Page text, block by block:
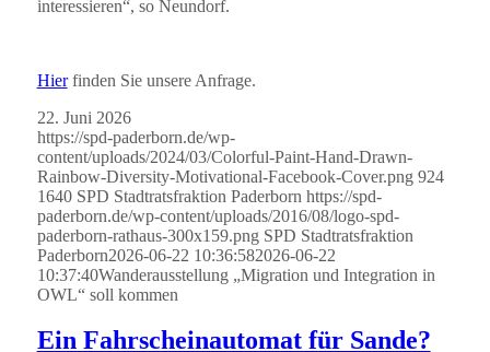
interessieren“, so Neundorf.
Hierfinden Sie unsere Anfrage.
22. Juni 2026
https://spd-paderborn.de/wp-
content/uploads/2024/03/Colorful-Paint-Hand-Drawn-
Rainbow-Diversity-Motivational-Facebook-Cover.png 924
1640 SPD Stadtratsfraktion Paderborn https://spd-
paderborn.de/wp-content/uploads/2016/08/logo-spd-
paderborn-rathaus-300x159.png SPD Stadtratsfraktion
Paderborn2026-06-22 10:36:582026-06-22
10:37:40Wanderausstellung „Migration und Integration in
OWL“ soll kommen
Ein Fahrscheinautomat für Sande?